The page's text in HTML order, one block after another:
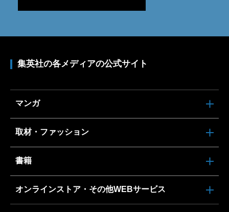
集英社の各メディアの公式サイト
マンガ
取材・ファッション
書籍
オンラインストア・その他WEBサービス